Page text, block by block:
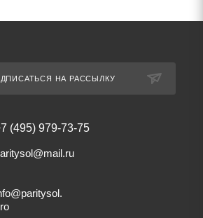
НА РАССЫЛКУ
(495) 979-73-75